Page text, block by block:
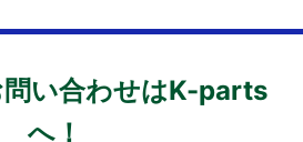
問い合わせはK-parts
へ！